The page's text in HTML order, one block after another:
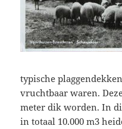
typische
vruchtbaar waren.
meter dik worden. In
in totaal 10.000 m3